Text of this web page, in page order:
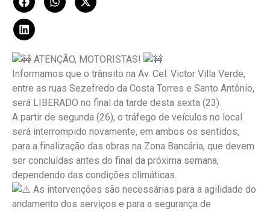
ATENÇÃO, MOTORISTAS!
Informamos que o trânsito na Av. Cel. Victor Villa Verde,
entre as ruas Sezefredo da Costa Torres e Santo Antônio,
será LIBERADO no final da tarde desta sexta (23).
A partir de segunda (26), o tráfego de veículos no local
será interrompido novamente, em ambos os sentidos,
para a finalização das obras na Zona Bancária, que devem
ser concluídas antes do final da próxima semana,
dependendo das condições climáticas.
As intervenções são necessárias para a agilidade do
andamento dos serviços e para a segurança de